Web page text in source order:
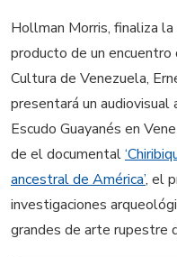
Hollman Morris, finaliza
producto de un
Cultura de Venezuela,
presentará un
Escudo Guayanés en
de el documental
ancestral de América’, el
investigaciones
grandes de arte rupestre